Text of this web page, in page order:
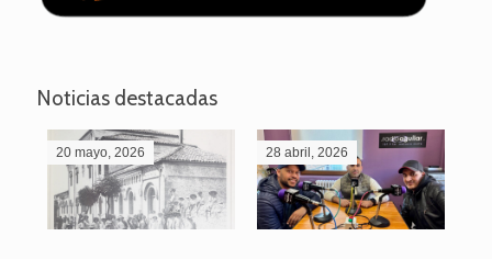
Noticias destacadas
20 mayo, 2026 28 abril, 2026